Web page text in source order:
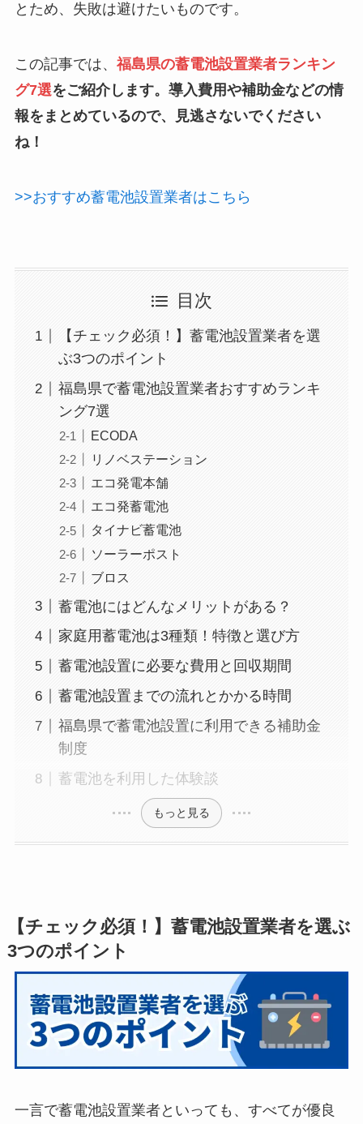
とため、失敗は避けたいものです。
この記事では、 福島県の蓄電池設置業者ランキン
グ7選をご紹介します。導入費用や補助金などの情
報をまとめているので、見逃さないでください
ね！
>>おすすめ蓄電池設置業者はこちら
目次
【チェック必須！】蓄電池設置業者を選
ぶ3つのポイント
福島県で蓄電池設置業者おすすめランキ
ング7選
ECODA
リノベステーション
エコ発電本舗
エコ発蓄電池
タイナビ蓄電池
ソーラーポスト
ブロス
蓄電池にはどんなメリットがある？
家庭用蓄電池は3種類！特徴と選び方
蓄電池設置に必要な費用と回収期間
蓄電池設置までの流れとかかる時間
福島県で蓄電池設置に利用できる補助金
制度
蓄電池を利用した体験談
もっと見る
【チェック必須！】蓄電池設置業者を選ぶ
3つのポイント
一言で蓄電池設置業者といっても、すべてが優良